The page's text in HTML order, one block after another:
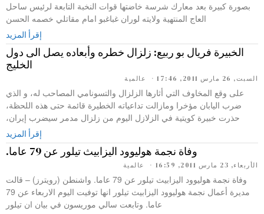
بصورة كبيرة بعد معارك شرسة خاضتها قوات النخبة التابعة لرئيس ساحل
العاج المنتهية ولايته لوران غباغبو امام مقاتلي خصمه الحسن
إقرأ المزيد
الخبيرة فريال بو ربيع: زلزال خطره وأبعاده يصل الى دول
الخليج
السبت, 26 مارس 2011, 17:46 عالمية
على وقع المخاوف التي أثارها الزلزال والتسونامي المصاحب له، و الذي
ضرب اليابان مؤخرا ومازالت تداعياته الخطيرة قائمة حتى هذه اللحظة،
حذرت خبيرة كويتية في الزلازل اليوم من زلزال مدمر سيضرب إيران،
إقرأ المزيد
وفاة نجمة هوليوود اليزابيث تيلور عن 79 عاما.
الأربعاء, 23 مارس 2011, 16:59 عالمية
وفاة نجمة هوليوود اليزابيث تيلور عن 79 عاما. واشنطن (رويترز) – قالت
مديرة أعمال نجمة هوليوود اليزابيث تيلور انها توفيت اليوم الاربعاء عن 79
عاما. وتابعت سالي موريسون في بيان ان تيلور